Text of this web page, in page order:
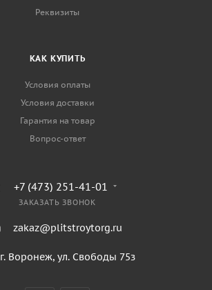
Реквизиты
КАК КУПИТЬ
Условия оплаты
Условия доставки
Гарантия на товар
Вопрос-ответ
+7 (473) 251-41-01
ЗАКАЗАТЬ ЗВОНОК
zakaz@plitstroytorg.ru
г. Воронеж, ул. Свободы 75з